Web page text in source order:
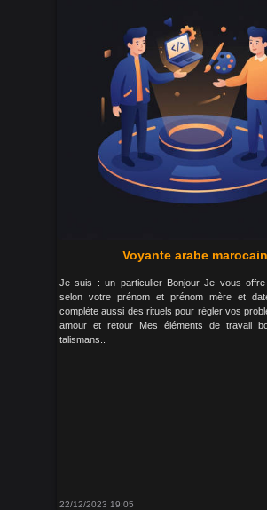
Voyante arabe
Je suis : un particulier Bonjour Je vous offre
selon votre prénom et prénom mère et
complète aussi des rituels pour régler vos
amour et retour Mes éléments de travail
talismans..
22/12/2023 19:05